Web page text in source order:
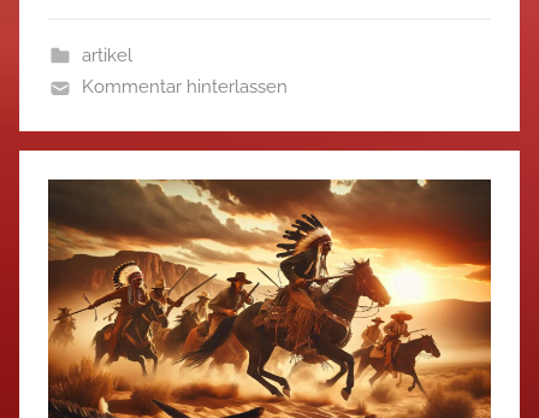
artikel
Kommentar hinterlassen